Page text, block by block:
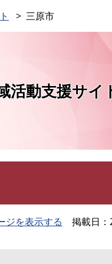
三原市
活動支援サイ
ジを表示する 掲載日